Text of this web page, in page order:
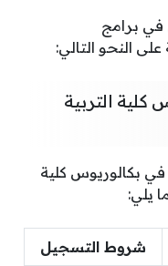
برامج
النحو التالي:
التربية
بكالوريوس كلية
يلي:
شروط التسجيل